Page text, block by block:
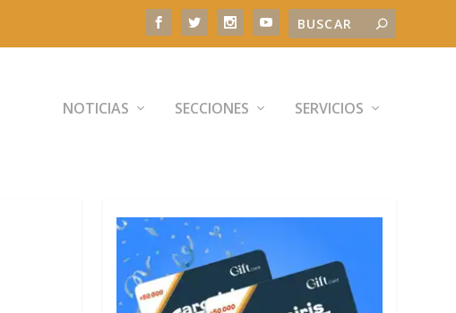
NOTICIAS SECCIONES SERVICIOS